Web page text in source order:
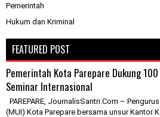
Pemerintah
Hukum dan Kriminal
FEATURED POST
Pemerintah Kota Parepare Dukung
Seminar Internasional
PAREPARE, JournalisSantri.Com –
(MUI) Kota Parepare bersama unsur Kantor